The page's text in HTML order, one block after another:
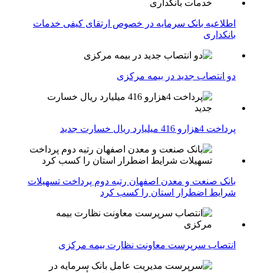
اطلاعیه بانک سرمایه در خصوص ارتقای کیفی خدمات
بانکداری
دو انتصاب جدید در بیمه مركزی
پرداخت 4هزارو 416 میلیارد ریال خسارت جدید
بانک صنعت و معدن اصفهان رتبه دوم پرداخت تسهیلات
شرایط اضطرار استان را کسب کرد
انتصاب سرپرست معاونت نظارت بیمه مرکزی